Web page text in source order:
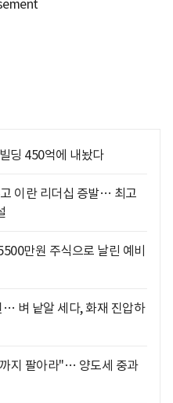
딩 450억에 내놨다
이란 리더십 증발… 최고
만원 주식으로 날린 예비
벼 낱알 세다, 화재 진압하
지 팔아라"… 양도세 중과